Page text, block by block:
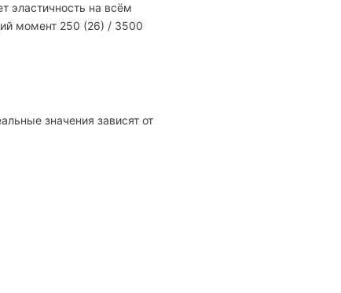
эластичность на всём
момент 250 (26) / 3500
значения зависят от